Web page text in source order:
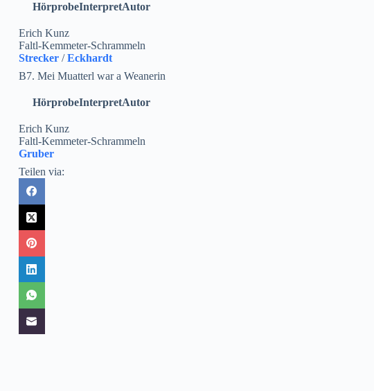
HörprobeInterpretAutor
Erich Kunz
Faltl-Kemmeter-Schrammeln
Strecker /Eckhardt
B7. Mei Muatterl war a Weanerin
HörprobeInterpretAutor
Erich Kunz
Faltl-Kemmeter-Schrammeln
Gruber
Teilen via: